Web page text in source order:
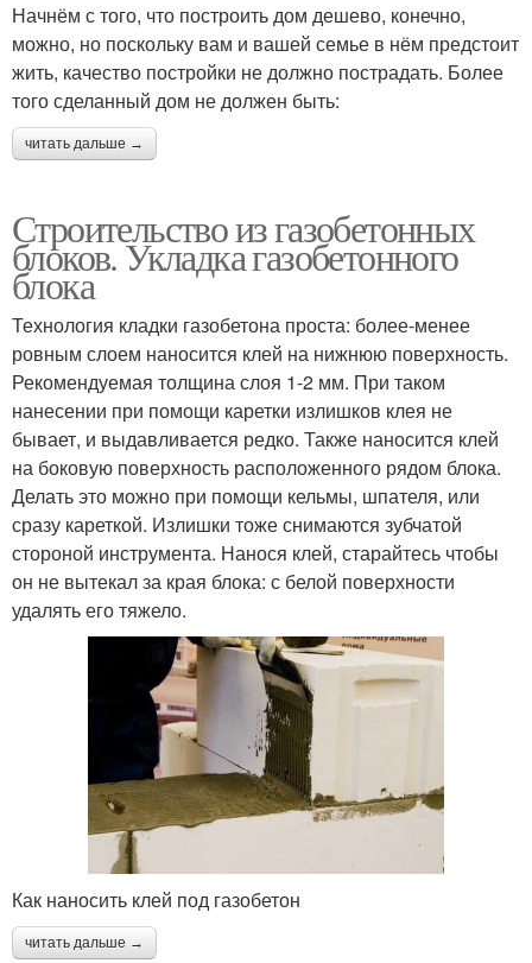
Начнём с того, что построить дом дешево, конечно,
можно, но поскольку вам и вашей семье в нём предстоит
жить, качество постройки не должно пострадать. Более
того сделанный дом не должен быть:
читать дальше →
Строительство из газобетонных
блоков. Укладка газобетонного
блока
Технология кладки газобетона проста: более-менее
ровным слоем наносится клей на нижнюю поверхность.
Рекомендуемая толщина слоя 1-2 мм. При таком
нанесении при помощи каретки излишков клея не
бывает, и выдавливается редко. Также наносится клей
на боковую поверхность расположенного рядом блока.
Делать это можно при помощи кельмы, шпателя, или
сразу кареткой. Излишки тоже снимаются зубчатой
стороной инструмента. Нанося клей, старайтесь чтобы
он не вытекал за края блока: с белой поверхности
удалять его тяжело.
Как наносить клей под газобетон
читать дальше →